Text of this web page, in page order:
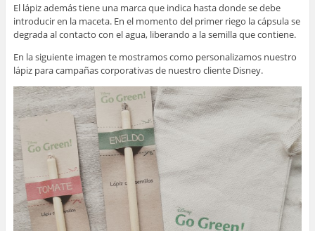
El lápiz además tiene una marca que indica hasta donde se debe
introducir en la maceta. En el momento del primer riego la cápsula se
degrada al contacto con el agua, liberando a la semilla que contiene.
En la siguiente imagen te mostramos como personalizamos nuestro
lápiz para campañas corporativas de nuestro cliente Disney.